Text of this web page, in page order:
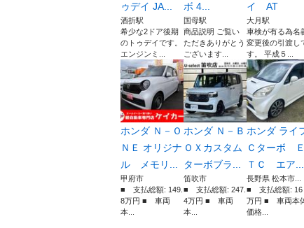
ゥデイ JA...
酒折駅
希少な2ドア後期
のトゥデイです。
エンジンミ...
ボ 4...
国母駅
商品説明 ご覧い
ただきありがとう
ございます...
イ AT
大月駅
車検が有る為名
変更後の引渡し
す。 平成５...
ホンダ Ｎ－Ｏ
ＮＥ オリジナ
ル メモリ...
甲府市
■ 支払総額: 149.
8万円 ■ 車両
本...
ホンダ Ｎ－Ｂ
ＯＸカスタム
ターボブラ...
笛吹市
■ 支払総額: 247.
4万円 ■ 車両
本...
ホンダ ライ
Ｃターボ Ｅ
ＴＣ エア...
長野県 松本市...
■ 支払総額: 16
万円 ■ 車両本
価格...